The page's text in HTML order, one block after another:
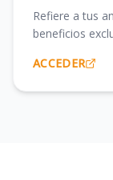
Refiere a tus
beneficios
ACCEDER